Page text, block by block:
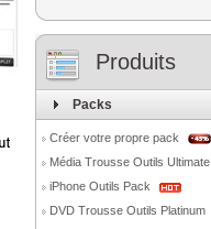
Produits
Packs
Créer votre propre pack
Média Trousse Outils Ultimate
iPhone Outils Pack
DVD Trousse Outils Platinum